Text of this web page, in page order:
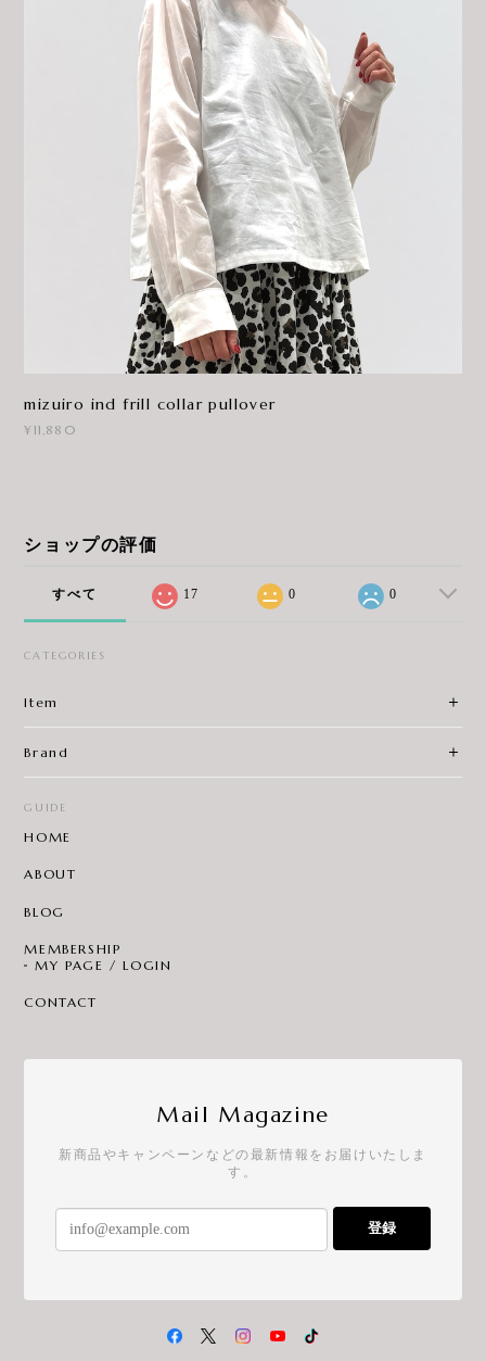
mizuiro ind frill collar pullover
¥11,880
ショップの評価
すべて 17 0 0
CATEGORIES
Item
Brand
GUIDE
HOME
ABOUT
BLOG
MEMBERSHIP
MY PAGE / LOGIN
CONTACT
Mail Magazine
新商品やキャンペーンなどの最新情報をお届けいたしま
す。
登録